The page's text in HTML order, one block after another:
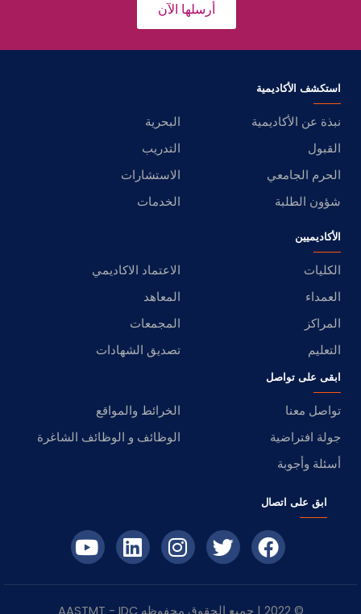
أرسلها الآن
استكشف الأكاديمية
نبذة عن الأكاديمية
البحرية
القبول
التدريب
الحرم الجامعي
الاستشارات
شؤون الطلبة
الخدمات
الأكاديميين
الكليات
الاعتماد الاكاديمي
العمداء
المعاهد
المراكز
المجمعات
التعليم
تصديق الشهادات
ابقى على تواصل
تواصل معنا
الخرائط والمواقع
جولة افتراضية
الوظائف و الوظائف الشاغرة
أسئلة وأجوبة
ابق على اتصال
© 2022 | جميع الحقوق محفوظه IDC
- AASTMT